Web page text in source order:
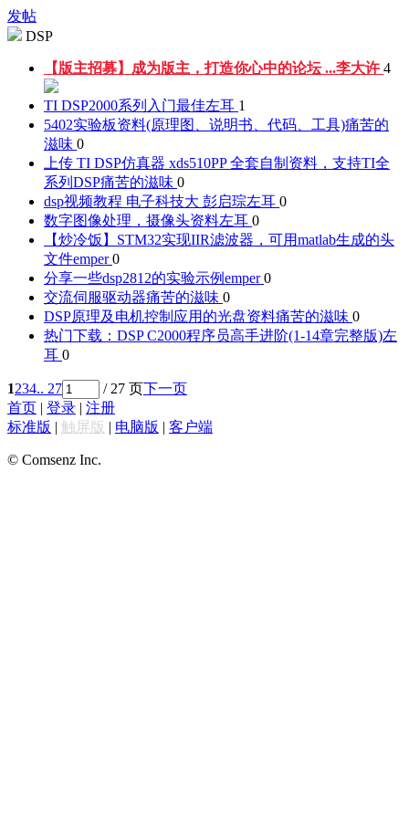
发帖
DSP
【版主招募】成为版主，打造你心中的论坛 ...李大许 4
TI DSP2000系列入门最佳左耳 1
5402实验板资料(原理图、说明书、代码、工具)痛苦的
滋味 0
上传 TI DSP仿真器 xds510PP 全套自制资料，支持TI全
系列DSP痛苦的滋味 0
dsp视频教程 电子科技大 彭启琮左耳 0
数字图像处理，摄像头资料左耳 0
【炒冷饭】STM32实现IIR滤波器，可用matlab生成的头
文件emper 0
分享一些dsp2812的实验示例emper 0
交流伺服驱动器痛苦的滋味 0
DSP原理及电机控制应用的光盘资料痛苦的滋味 0
热门下载：DSP C2000程序员高手进阶(1-14章完整版)左
耳 0
1234.. 27 / 27 页下一页
首页 | 登录 | 注册
标准版 | 触屏版 | 电脑版 | 客户端
© Comsenz Inc.